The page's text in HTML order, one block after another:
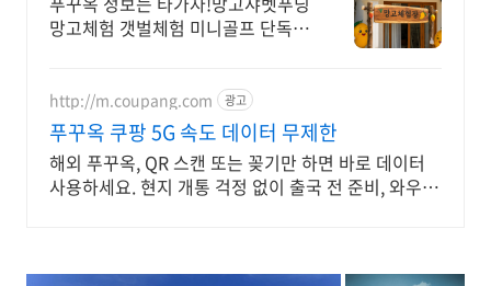
기
망고체험 갯벌체험 미니골프 단독호
http://m.coupang.com 광고
푸꾸옥 쿠팡 5G 속도 데이터 무제한
해외 푸꾸옥, QR 스캔 또는 꽂기만 하면 바로 데이터
사용하세요. 현지 개통 걱정 없이 출국 전 준비, 와우회